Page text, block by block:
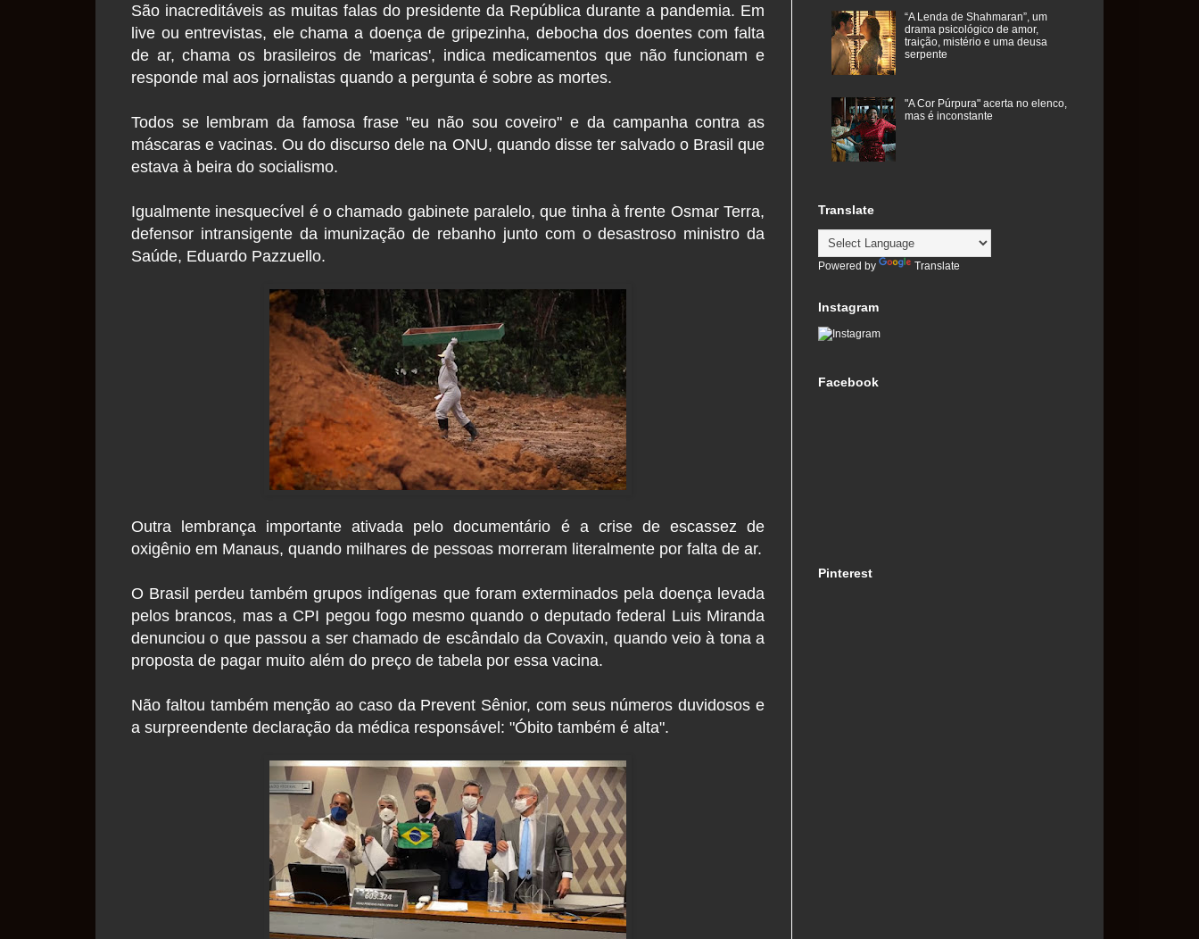
São inacreditáveis as muitas falas do presidente da República durante a pandemia. Em
live ou entrevistas, ele chama a doença de gripezinha, debocha dos doentes com falta
de ar, chama os brasileiros de 'maricas', indica medicamentos que não funcionam e
responde mal aos jornalistas quando a pergunta é sobre as mortes.
Todos se lembram da famosa frase "eu não sou coveiro" e da campanha contra as
máscaras e vacinas. Ou do discurso dele na ONU, quando disse ter salvado o Brasil que
estava à beira do socialismo.
Igualmente inesquecível é o chamado gabinete paralelo, que tinha à frente Osmar Terra,
defensor intransigente da imunização de rebanho junto com o desastroso ministro da
Saúde, Eduardo Pazzuello.
Outra lembrança importante ativada pelo documentário é a crise de escassez de
oxigênio em Manaus, quando milhares de pessoas morreram literalmente por falta de ar.
O Brasil perdeu também grupos indígenas que foram exterminados pela doença levada
pelos brancos, mas a CPI pegou fogo mesmo quando o deputado federal Luis Miranda
denunciou o que passou a ser chamado de escândalo da Covaxin, quando veio à tona a
proposta de pagar muito além do preço de tabela por essa vacina.
Não faltou também menção ao caso da Prevent Sênior, com seus números duvidosos e
a surpreendente declaração da médica responsável: "Óbito também é alta".
“A Lenda de Shahmaran”, um
drama psicológico de amor,
traição, mistério e uma deusa
serpente
"A Cor Púrpura" acerta no elenco,
mas é inconstante
Translate
Powered by Translate
Instagram
Facebook
Pinterest